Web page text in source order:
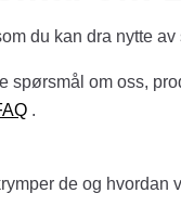
du kan dra nytte
spørsmål om oss,
.
de og hvordan